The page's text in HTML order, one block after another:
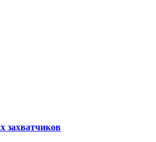
захватчиков